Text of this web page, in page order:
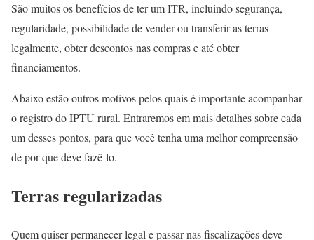
São muitos os benefícios de ter um ITR, incluindo segurança,
regularidade, possibilidade de vender ou transferir as terras
legalmente, obter descontos nas compras e até obter
financiamentos.
Abaixo estão outros motivos pelos quais é importante acompanhar
o registro do IPTU rural. Entraremos em mais detalhes sobre cada
um desses pontos, para que você tenha uma melhor compreensão
de por que deve fazê-lo.
Terras regularizadas
Quem quiser permanecer legal e passar nas fiscalizações deve